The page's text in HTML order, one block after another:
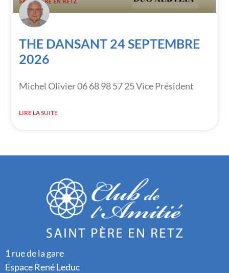
THE DANSANT 24 SEPTEMBRE
2026
Michel Olivier 06 68 98 57 25 Vice Président
LIRE LA SUITE
1 rue de la gare
Espace René Leduc